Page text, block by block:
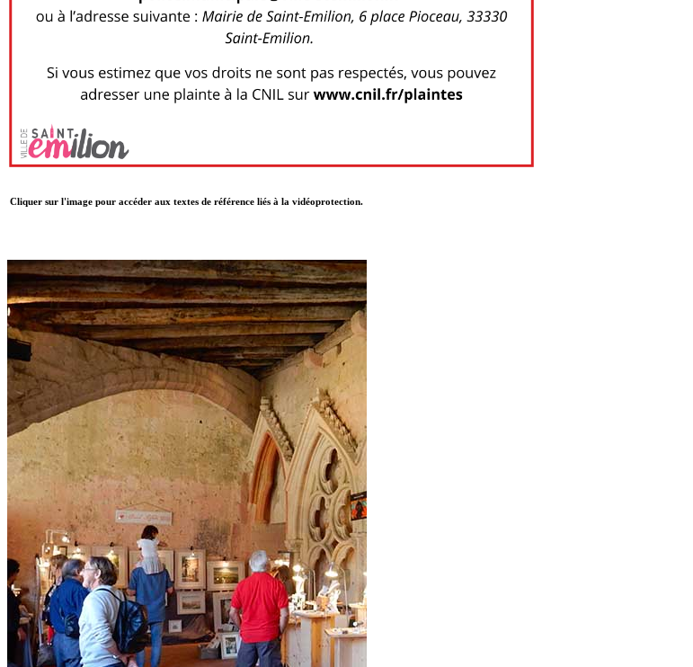
Cliquer sur l'image pour accéder aux textes de référence liés à la vidéoprotection.